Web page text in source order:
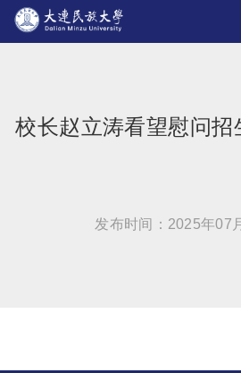
校长赵立涛看望慰问招
发布时间：2025年07